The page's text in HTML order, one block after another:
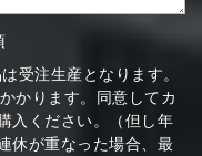
受注生産となります。
かります。同意してカ
入ください。（但し年
休が重なった場合、最